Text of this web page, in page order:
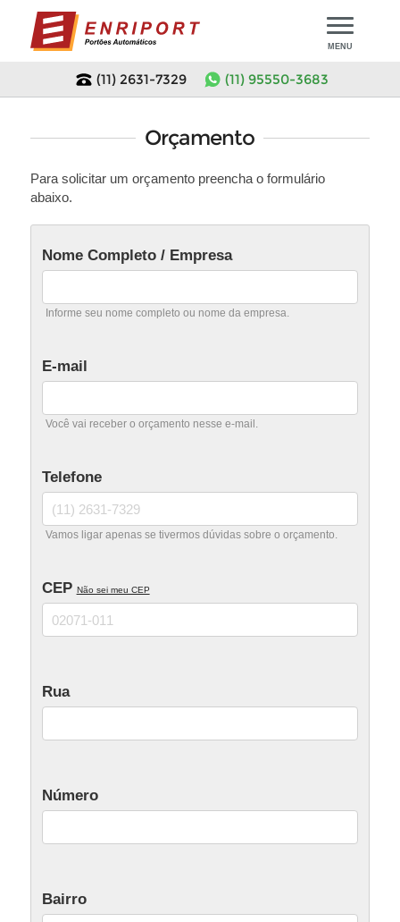
MENU
Portão de Madeira
Portão Deslizante
Portão Eletrônico
Motor Portão Basculante
Motor Portão Pivotante
Assistência Técnica
(11) 2631-7329 (11) 95550-3683
Orçamento
Para solicitar um orçamento preencha o formulário
abaixo.
Nome Completo / Empresa
Informe seu nome completo ou nome da empresa.
E-mail
Você vai receber o orçamento nesse e-mail.
Telefone
Vamos ligar apenas se tivermos dúvidas sobre o orçamento.
CEP Não sei meu CEP
Rua
Número
Bairro